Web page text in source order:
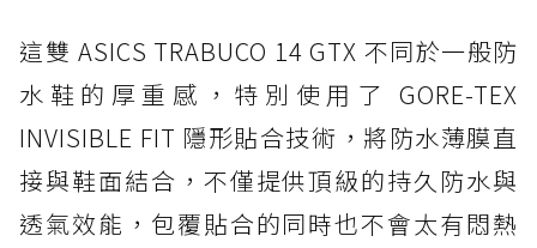
這雙 ASICS TRABUCO 14 GTX 不同於一般防
水鞋的厚重感，特別使用了 GORE-TEX
INVISIBLE FIT 隱形貼合技術，將防水薄膜直
接與鞋面結合，不僅提供頂級的持久防水與
透氣效能，包覆貼合的同時也不會太有悶熱